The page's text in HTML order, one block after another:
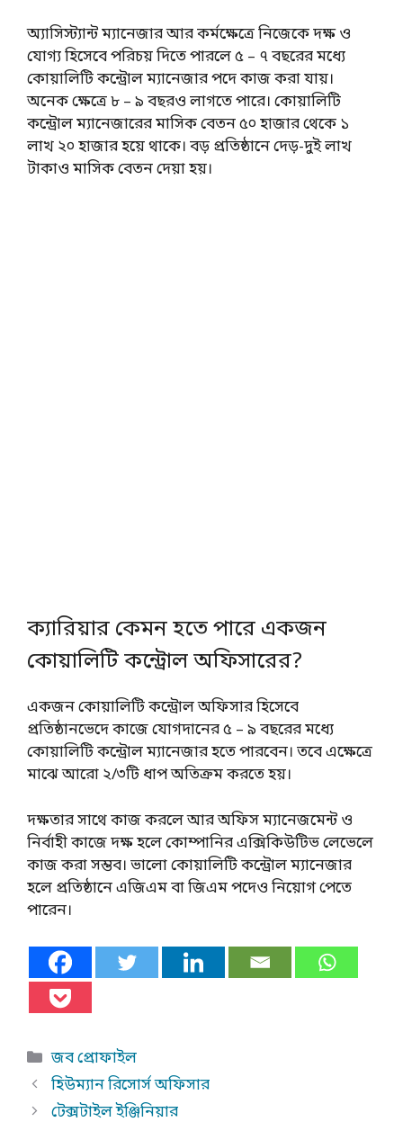
অ্যাসিস্ট্যান্ট ম্যানেজার আর কর্মক্ষেত্রে নিজেকে দক্ষ ও
যোগ্য হিসেবে পরিচয় দিতে পারলে ৫ – ৭ বছরের মধ্যে
কোয়ালিটি কন্ট্রোল ম্যানেজার পদে কাজ করা যায়।
অনেক ক্ষেত্রে ৮ – ৯ বছরও লাগতে পারে। কোয়ালিটি
কন্ট্রোল ম্যানেজারের মাসিক বেতন ৫০ হাজার থেকে ১
লাখ ২০ হাজার হয়ে থাকে। বড় প্রতিষ্ঠানে দেড়-দুই লাখ
টাকাও মাসিক বেতন দেয়া হয়।
ক্যারিয়ার কেমন হতে পারে একজন
কোয়ালিটি কন্ট্রোল অফিসারের?
একজন কোয়ালিটি কন্ট্রোল অফিসার হিসেবে
প্রতিষ্ঠানভেদে কাজে যোগদানের ৫ – ৯ বছরের মধ্যে
কোয়ালিটি কন্ট্রোল ম্যানেজার হতে পারবেন। তবে এক্ষেত্রে
মাঝে আরো ২/৩টি ধাপ অতিক্রম করতে হয়।
দক্ষতার সাথে কাজ করলে আর অফিস ম্যানেজমেন্ট ও
নির্বাহী কাজে দক্ষ হলে কোম্পানির এক্সিকিউটিভ লেভেলে
কাজ করা সম্ভব। ভালো কোয়ালিটি কন্ট্রোল ম্যানেজার
হলে প্রতিষ্ঠানে এজিএম বা জিএম পদেও নিয়োগ পেতে
পারেন।
Categories
জব প্রোফাইল
হিউম্যান রিসোর্স অফিসার
টেক্সটাইল ইঞ্জিনিয়ার